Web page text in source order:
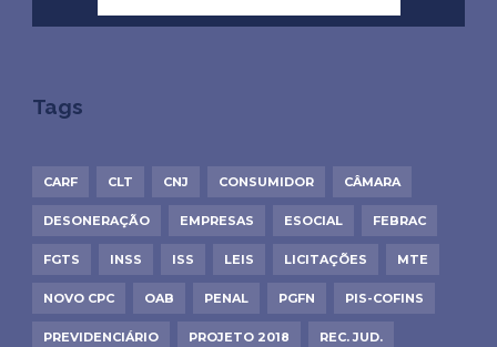
Tags
CARF CLT CNJ CONSUMIDOR CÂMARA
DESONERAÇÃO EMPRESAS ESOCIAL FEBRAC
FGTS INSS ISS LEIS LICITAÇÕES MTE
NOVO CPC OAB PENAL PGFN PIS-COFINS
PREVIDENCIÁRIO PROJETO 2018 REC. JUD.